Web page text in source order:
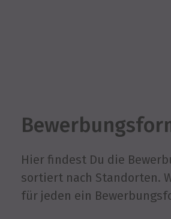
Hier findest Du die
sortiert nach Standorten.
für jeden ein